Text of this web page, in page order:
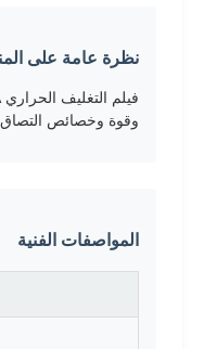
نظرة عامة على
وقوة وخصائص التصاق
المواصفات الفنية